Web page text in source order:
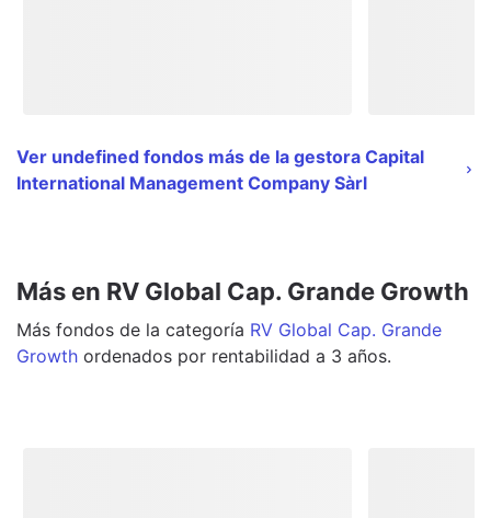
Ver undefined fondos más de la gestora Capital
International Management Company Sàrl
Más en RV Global Cap. Grande Growth
Más fondos de la categoría RV Global Cap. Grande
Growth ordenados por rentabilidad a 3 años.